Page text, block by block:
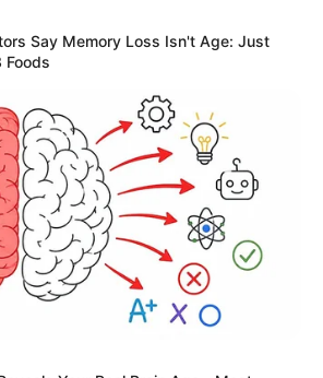
Say Memory Loss Isn't Age: Just
Foods